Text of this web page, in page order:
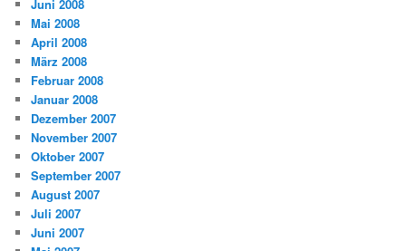
Juni 2008
Mai 2008
April 2008
März 2008
Februar 2008
Januar 2008
Dezember 2007
November 2007
Oktober 2007
September 2007
August 2007
Juli 2007
Juni 2007